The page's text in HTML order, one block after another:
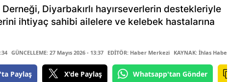
Derneği, Diyarbakırlı hayırseverlerin destekleriyle
ihtiyaç sahibi ailelere ve kelebek hastalarına
GÜNCELLEME: 27 Mayıs 2026 - 13:37 EDİTÖR: Haber Merkezi KAYNAK: İhlas Haber
Paylaş X'de Paylaş Whatsapp'tan Gönder